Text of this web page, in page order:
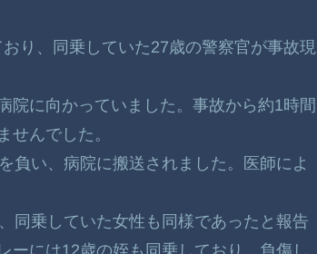
り、同乗していた27歳の警察官が事故現
院に向かっていました。事故から約1時間
んでした。
負い、病院に搬送されました。医師によ
同乗していた女性も同様であったと報告